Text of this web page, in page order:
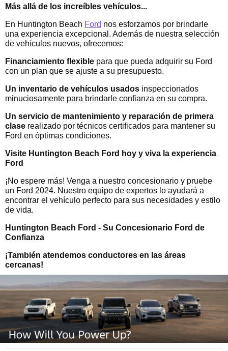
Más allá de los increíbles vehículos...
En Huntington Beach Ford nos esforzamos por brindarle
una experiencia excepcional. Además de nuestra selección
de vehículos nuevos, ofrecemos:
Financiamiento flexible para que pueda adquirir su Ford
con un plan que se ajuste a su presupuesto.
Un inventario de vehículos usados inspeccionados
minuciosamente para brindarle confianza en su compra.
Un servicio de mantenimiento y reparación de primera
clase realizado por técnicos certificados para mantener su
Ford en óptimas condiciones.
Visite Huntington Beach Ford hoy y viva la experiencia
Ford
¡No espere más! Venga a nuestro concesionario y pruebe
un Ford 2024. Nuestro equipo de expertos lo ayudará a
encontrar el vehículo perfecto para sus necesidades y estilo
de vida.
Huntington Beach Ford - Su Concesionario Ford de
Confianza
¡También atendemos conductores en las áreas
cercanas!